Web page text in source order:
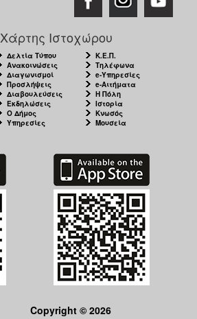
Χάρτης Ιστοχώρου
Δελτία Τύπου
Ανακοινώσεις
Διαγωνισμοί
Προσλήψεις
Διαβουλεύσεις
Εκδηλώσεις
Ο Δήμος
Υπηρεσίες
Κ.Ε.Π.
Τηλέφωνα
e-Υπηρεσίες
e-Αιτήματα
Η Πόλη
Ιστορία
Κνωσός
Μουσεία
Copyright © 2026